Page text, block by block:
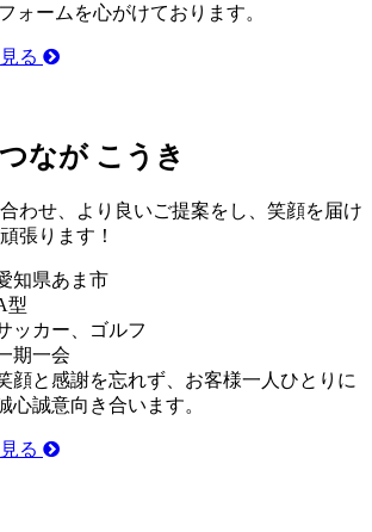
ォームを心がけております。
る
なが こうき
わせ、より良いご提案をし、笑顔を届け
張ります！
知県あま市
型
ッカー、ゴルフ
期一会
顔と感謝を忘れず、お客様一人ひとりに
心誠意向き合います。
る